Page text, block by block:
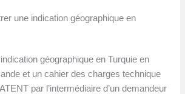
une indication géographique en
géographique en Turquie en
et un cahier des charges technique
par l’intermédiaire d’un demandeur